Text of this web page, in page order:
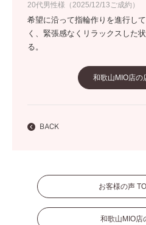
20代男性様（2025/12/13ご成約）
希望に沿って指輪作りを進行し
く、緊張感なくリラックスした
る。
和歌山MIO店の
BACK
お客様の声
和歌山MIO店